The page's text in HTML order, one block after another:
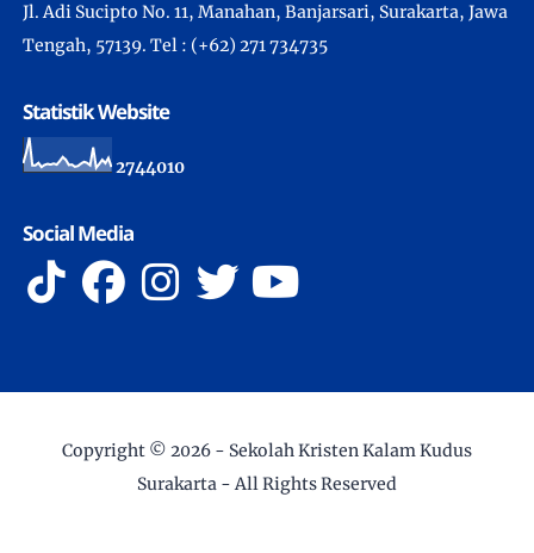
Jl. Adi Sucipto No. 11, Manahan, Banjarsari, Surakarta, Jawa
Tengah, 57139. Tel : (+62) 271 734735
Statistik Website
2744010
Social Media
Copyright © 2026 - Sekolah Kristen Kalam Kudus
Surakarta - All Rights Reserved